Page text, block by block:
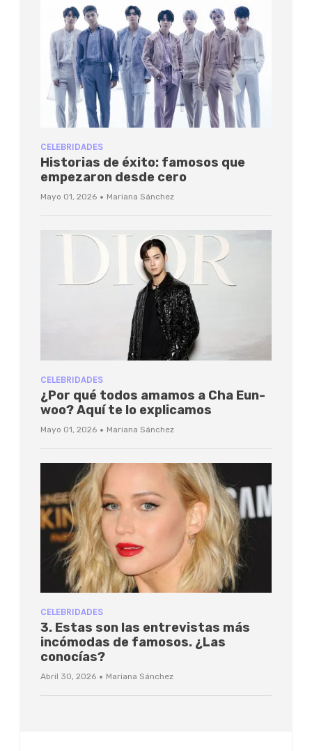
CELEBRIDADES
Historias de éxito: famosos que
empezaron desde cero
Mayo 01, 2026 · Mariana Sánchez
CELEBRIDADES
¿Por qué todos amamos a Cha Eun-
woo? Aquí te lo explicamos
Mayo 01, 2026 · Mariana Sánchez
CELEBRIDADES
3. Estas son las entrevistas más
incómodas de famosos. ¿Las
conocías?
Abril 30, 2026 · Mariana Sánchez